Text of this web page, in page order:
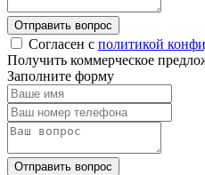
Отправить вопрос
Согласен с политикой
Получить коммерческое
Заполните форму
Отправить вопрос